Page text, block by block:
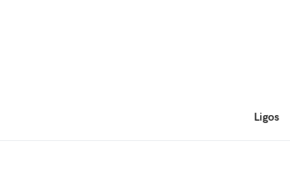
Ligos